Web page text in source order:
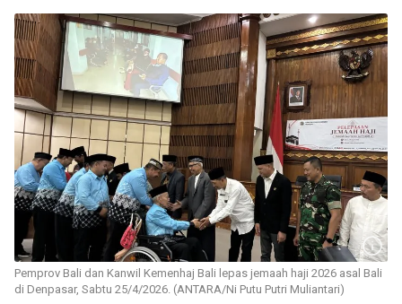
Pemprov Bali dan Kanwil Kemenhaj Bali lepas jemaah haji 2026 asal Bali
di Denpasar, Sabtu 25/4/2026. (ANTARA/Ni Putu Putri Muliantari)